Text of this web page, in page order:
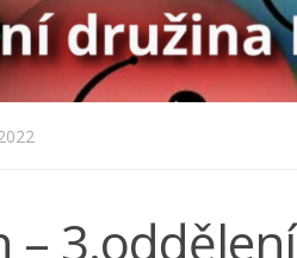
– 3.oddělení